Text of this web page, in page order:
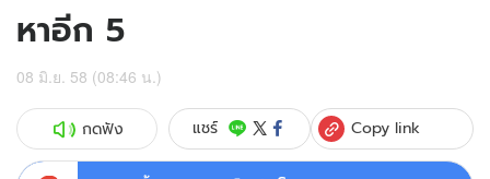
หาอีก 5
08 มิ.ย. 58 (08:46 น.)
กดฟัง แชร์ Copy link